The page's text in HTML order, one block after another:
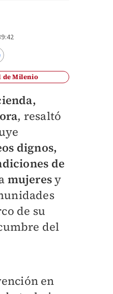
de Milenio
, resaltó
dignos,
de
mujeresy
de su
del
en